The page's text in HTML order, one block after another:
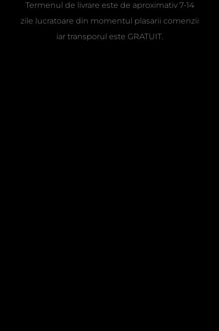
Termenul de livrare este de aproximativ 7-14
zile lucratoare din momentul plasarii comenzii
iar transporul este GRATUIT.